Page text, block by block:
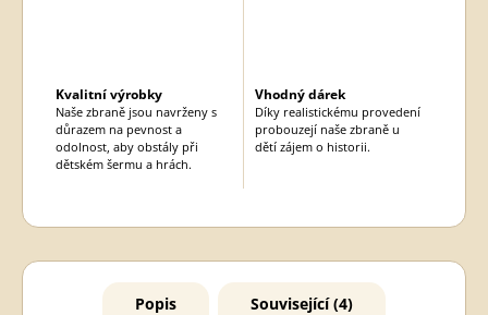
Kvalitní výrobky
Naše zbraně jsou navrženy s
důrazem na pevnost a
odolnost, aby obstály při
dětském šermu a hrách.
Vhodný dárek
Díky realistickému provedení
probouzejí naše zbraně u
dětí zájem o historii.
Popis Související (4)